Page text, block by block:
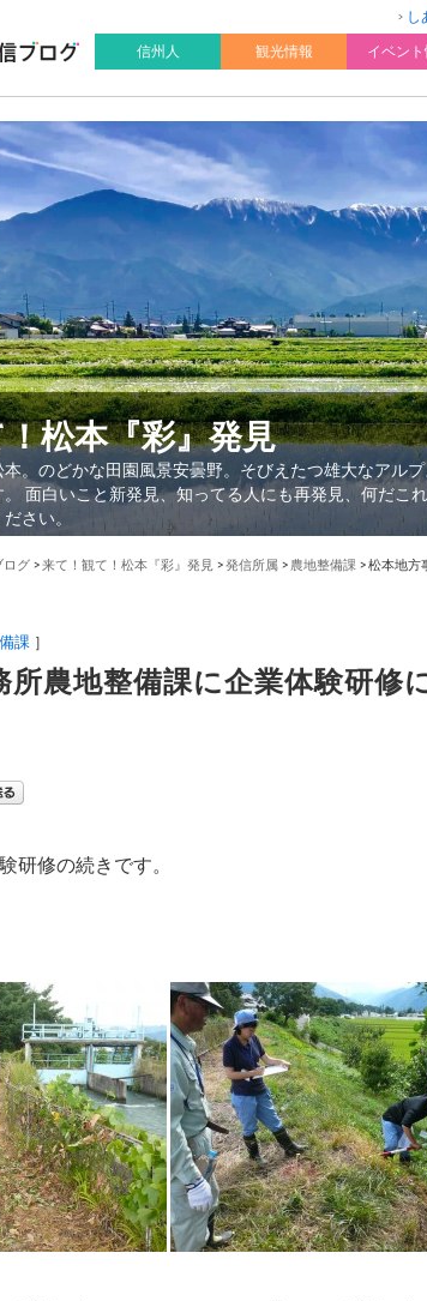
し
信州人
観光情報 イベン
松本『彩』発見
。のどかな田園風景安曇野。そびえたつ雄大なアル
面白いこと新発見、知ってる人にも再発見、何だ
さい。
ログ >来て！観て！松本『彩』発見 >発信所属 > 農地整備課 >松本地方
課 ］
所農地整備課に企業体験研修
研修の続きです。